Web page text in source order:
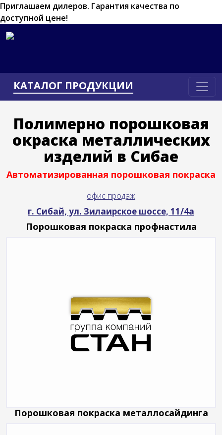
Приглашаем дилеров. Гарантия качества по
доступной цене!
КАТАЛОГ ПРОДУКЦИИ
Полимерно порошковая
окраска металлических
изделий в Сибае
Автоматизированная порошковая покраска
офис продаж
г. Сибай, ул. Зилаирское шоссе, 11/4а
Порошковая покраска профнастила
Порошковая покраска металлосайдинга